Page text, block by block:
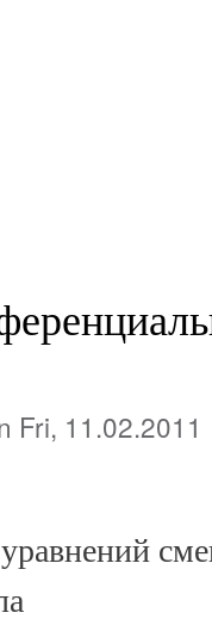
Fri, 11.02.2011